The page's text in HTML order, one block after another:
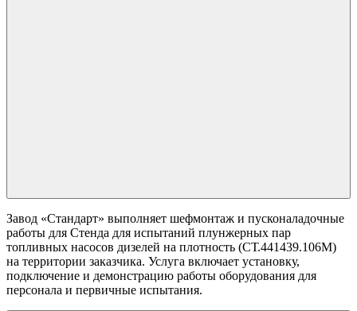
Завод «Стандарт» выполняет шефмонтаж и пусконаладочные
работы для Стенда для испытаний плунжерных пар
топливных насосов дизелей на плотность (СТ.441439.106М)
на территории заказчика. Услуга включает установку,
подключение и демонстрацию работы оборудования для
персонала и первичные испытания.